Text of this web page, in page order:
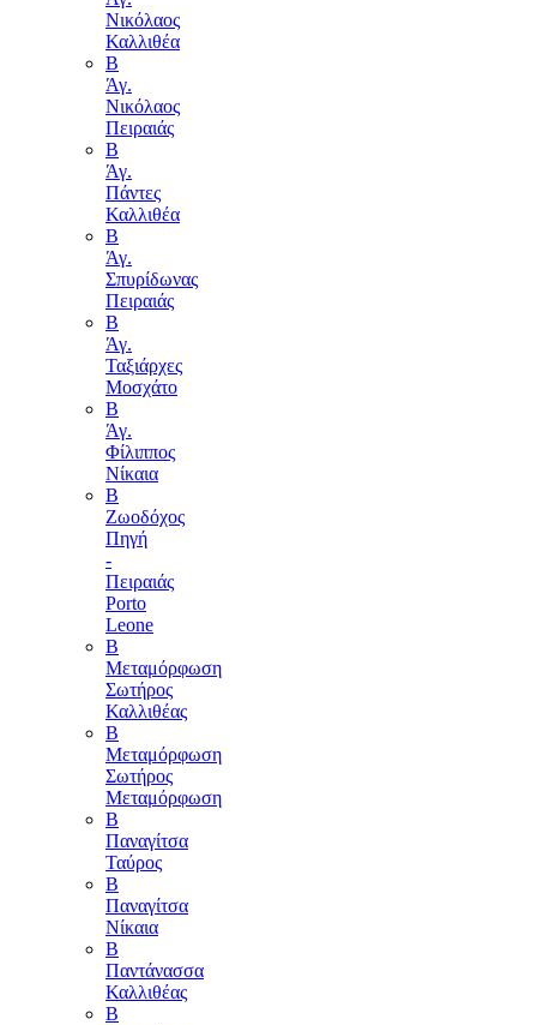
Νικόλαος
Καλλιθέα
Β
Άγ.
Νικόλαος
Πειραιάς
Β
Άγ.
Πάντες
Καλλιθέα
Β
Άγ.
Σπυρίδωνας
Πειραιάς
B
Άγ.
Ταξιάρχες
Μοσχάτο
Β
Άγ.
Φίλιππος
Νίκαια
B
Ζωοδόχος
Πηγή
-
Πειραιάς
Porto
Leone
B
Μεταμόρφωση
Σωτήρος
Καλλιθέας
Β
Μεταμόρφωση
Σωτήρος
Μεταμόρφωση
Β
Παναγίτσα
Ταύρος
Β
Παναγίτσα
Νίκαια
Β
Παντάνασσα
Καλλιθέας
Β